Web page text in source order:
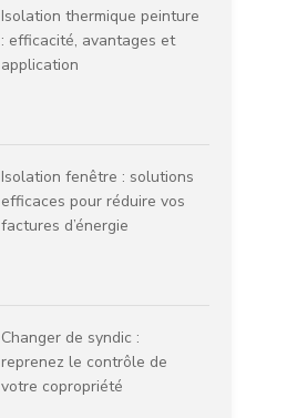
Isolation thermique peinture
: efficacité, avantages et
application
Isolation fenêtre : solutions
efficaces pour réduire vos
factures d’énergie
Changer de syndic :
reprenez le contrôle de
votre copropriété